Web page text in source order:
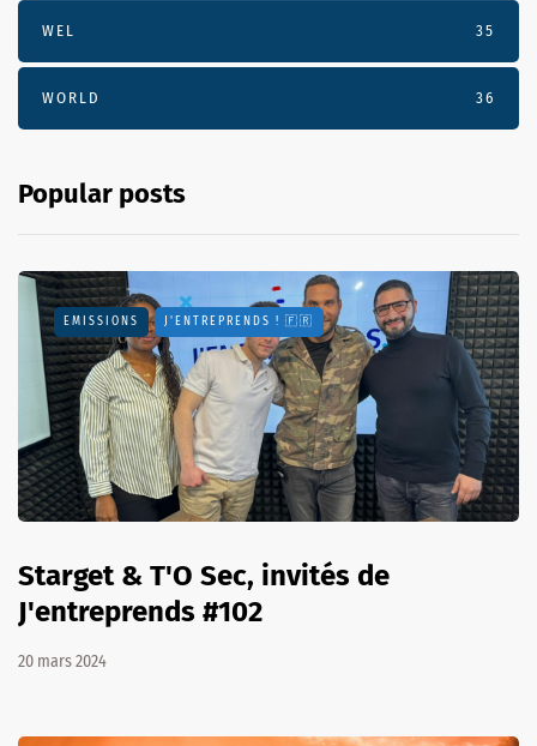
WEL 35
WORLD 36
Popular posts
EMISSIONS J'ENTREPRENDS ! 🇫🇷
Starget & T'O Sec, invités de
J'entreprends #102
20 mars 2024